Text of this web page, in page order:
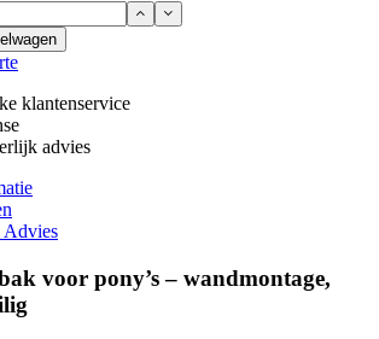
klantenservice
advies
Advies
voor pony’s – wandmontage,